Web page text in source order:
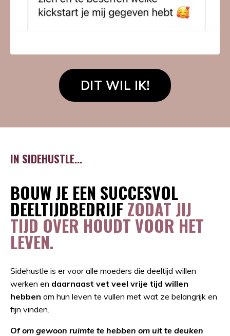
DIT WIL IK!
IN SIDEHUSTLE...
BOUW JE EEN SUCCESVOL
DEELTIJDBEDRIJF ZODAT JIJ
TIJD OVER HOUDT VOOR HET
LEVEN.
Sidehustle is er voor alle moeders die deeltijd willen
werken en daarnaast vet veel vrije tijd willen
hebben om hun leven te vullen met wat ze belangrijk en
fijn vinden.
Of om gewoon ruimte te hebben om uit te deuken